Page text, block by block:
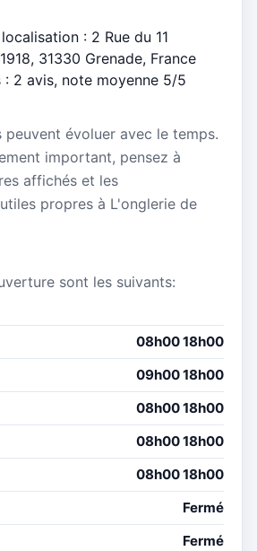
: 2 Rue du 11
31330 Grenade, France
: 2 avis, note moyenne 5/5
peuvent évoluer avec le temps.
important, pensez à
affichés et les
propres à L'onglerie de
sont les suivants:
08h00 18h00
09h00 18h00
08h00 18h00
08h00 18h00
08h00 18h00
Fermé
Fermé